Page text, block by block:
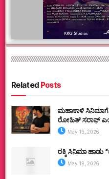
RelatedPosts
ಮಹಾಕಾಳಿ ಸಿನಿಮಾಗೆ
ರೋಹಿತ್ ಸರಾಫ್
May 19, 2026
ರಕ್ಕಿ ಸಿನಿಮಾ ಹಾಡು
May 19, 2026